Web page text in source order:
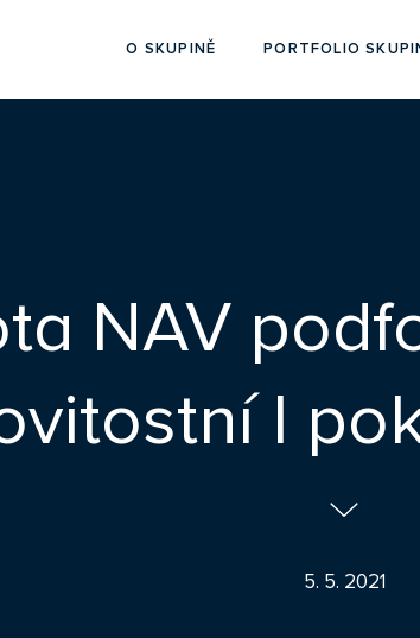
O SKUPINĚ PORTFOLIO
NAV
I
5. 5. 2021